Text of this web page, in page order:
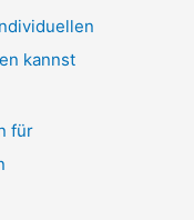
kannst
für